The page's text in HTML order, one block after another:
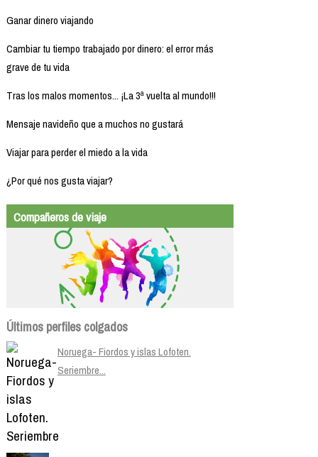
Ganar dinero viajando
Cambiar tu tiempo trabajado por dinero: el error más
grave de tu vida
Tras los malos momentos... ¡La 3ª vuelta al mundo!!!
Mensaje navideño que a muchos no gustará
Viajar para perder el miedo a la vida
¿Por qué nos gusta viajar?
Compañeros de viaje
Últimos perfiles colgados
Noruega- Fiordos y islas Lofoten.
Seriembre...